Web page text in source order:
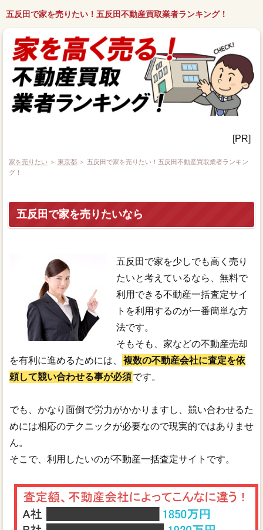
五反田で家を売りたい！五反田不動産買取業者ランキング！
[PR]
家を売りたい ＞ 東京都 ＞ 五反田で家を売りたい！五反田不動産買取業者ランキン
グ！
五反田で家を売りたいなら
五反田で家を少しでも高く売り
たいと考えているなら、無料で
利用できる不動産一括査定サイ
トを利用するのが一番簡単な方
法です。
そもそも、家などの不動産売却
を有利に進めるためには、
複数の不動産会社に査定を依
頼して競い合わせる事が必須です。
でも、かなり面倒で労力がかかりますし、競い合わせるた
めには相応のテクニックが必要なので現実的ではありませ
ん。
そこで、利用したいのが不動産一括査定サイトです。